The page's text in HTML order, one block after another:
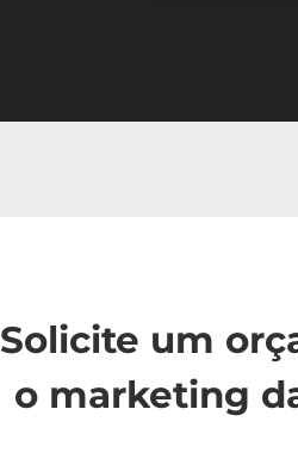
Solicite um
o marketing